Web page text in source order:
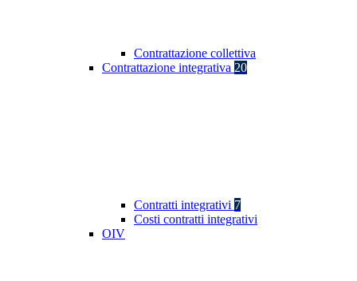
Contrattazione collettiva
Contrattazione integrativa 20
Contratti integrativi 7
Costi contratti integrativi
OIV